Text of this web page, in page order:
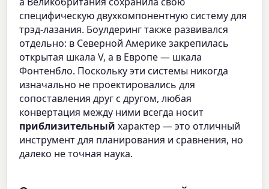
специфическую двухкомпонентную систему для
трэд-лазания. Боулдеринг также развивался
отдельно: в Северной Америке закрепилась
открытая шкала V, а в Европе — шкала
Фонтенбло. Поскольку эти системы никогда
изначально не проектировались для
сопоставления друг с другом, любая
конвертация между ними всегда носит
приблизительный характер — это отличный
инструмент для планирования и сравнения, но
далеко не точная наука.